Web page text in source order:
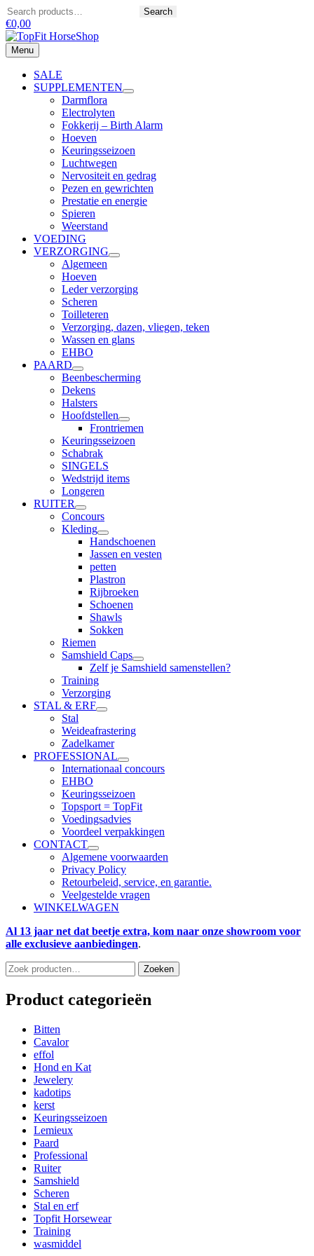
Ga
naar
de
inhoud
Zoeken Search
€0,00
Menu
Menu
SALE
SUPPLEMENTEN
Darmflora
Electrolyten
Fokkerij – Birth Alarm
Hoeven
Keuringsseizoen
Luchtwegen
Nervositeit en gedrag
Pezen en gewrichten
Prestatie en energie
Spieren
Weerstand
VOEDING
VERZORGING
Algemeen
Hoeven
Leder verzorging
Scheren
Toilleteren
Verzorging, dazen, vliegen, teken
Wassen en glans
EHBO
PAARD
Beenbescherming
Dekens
Halsters
Hoofdstellen
Frontriemen
Keuringsseizoen
Schabrak
SINGELS
Wedstrijd items
Longeren
RUITER
Concours
Kleding
Handschoenen
Jassen en vesten
petten
Plastron
Rijbroeken
Schoenen
Shawls
Sokken
Riemen
Samshield Caps
Zelf je Samshield samenstellen?
Training
Verzorging
STAL & ERF
Stal
Weideafrastering
Zadelkamer
PROFESSIONAL
Internationaal concours
EHBO
Keuringsseizoen
Topsport = TopFit
Voedingsadvies
Voordeel verpakkingen
CONTACT
Algemene voorwaarden
Privacy Policy
Retourbeleid, service, en garantie.
Veelgestelde vragen
WINKELWAGEN
Al 13 jaar net dat beetje extra, kom naar onze showroom voor
alle exclusieve aanbiedingen.
Zoeken
naar:
Zoeken
Product categorieën
Bitten
Cavalor
effol
Hond en Kat
Jewelery
kadotips
kerst
Keuringsseizoen
Lemieux
Paard
Professional
Ruiter
Samshield
Scheren
Stal en erf
Topfit Horsewear
Training
wasmiddel